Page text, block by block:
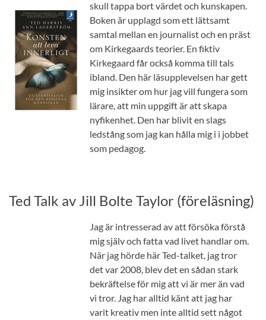
skull tappa bort värdet och kunskapen.
Boken är upplagd som ett lättsamt
samtal mellan en journalist och en präst
om Kirkegaards teorier. En fiktiv
Kirkegaard får också komma till tals
ibland. Den här läsupplevelsen har gett
mig insikter om hur jag vill fungera som
lärare, att min uppgift är att skapa
nyfikenhet. Den har blivit en slags
ledstång som jag kan hålla mig i i jobbet
som pedagog.
Ted Talk av Jill Bolte Taylor (föreläsning)
Jag är intresserad av att försöka förstå
mig själv och fatta vad livet handlar om.
När jag hörde här Ted-talket, jag tror
det var 2008, blev det en sådan stark
bekräftelse för mig att vi är mer än vad
vi tror. Jag har alltid känt att jag har
varit kreativ men inte alltid sett något